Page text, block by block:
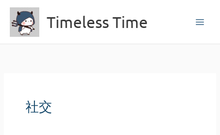
容
Timeless Time
社交